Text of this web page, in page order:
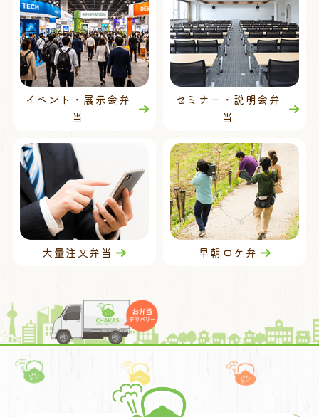
イベント・展示会弁
当
セミナー・説明会弁
当
大量注文弁当 早朝ロケ弁